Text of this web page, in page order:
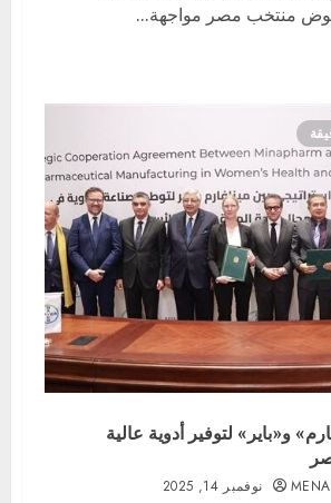
منتخب مصر مواجهة...
و«باير» لتوفير أدوية عالية
نوفمبر 14, 2025